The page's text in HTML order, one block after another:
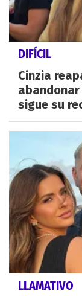
DIFÍCIL
Cinzia
abandonar
sigue su
LLAMATIVO